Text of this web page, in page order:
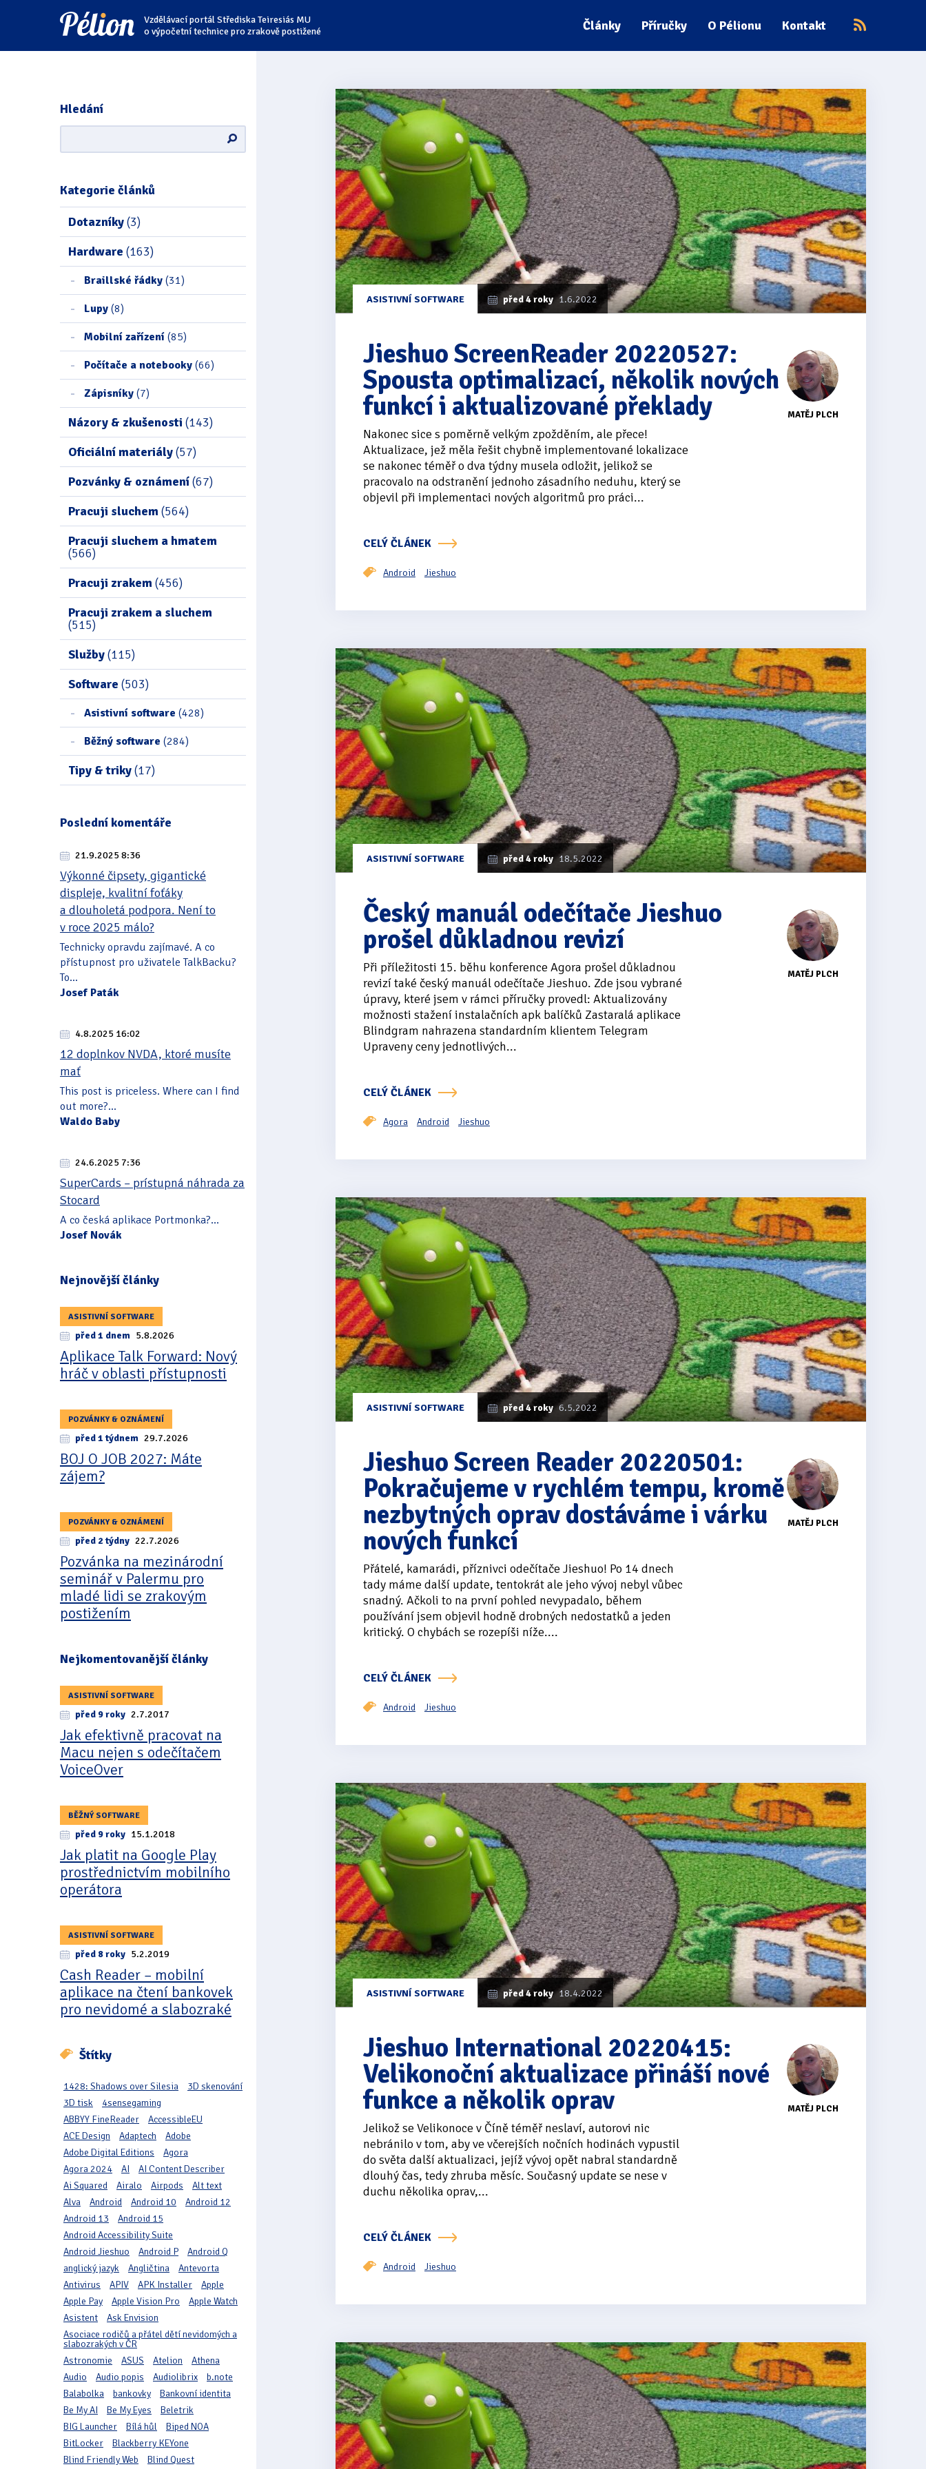
Přejít
na
štítky
Přejít
na
kategorie
Přejít
na
obsah
Vzdělávací portál Střediska Teiresiás MU
o výpočetní technice pro zrakově postižené
Články Příručky O Pélionu Kontakt
Hledání
Kategorie článků
Dotazníky(3)
Hardware (163)
Braillské řádky (31)
Lupy (8)
Mobilní zařízení (85)
Počítače a notebooky (66)
Zápisníky (7)
Názory & zkušenosti (143)
Oficiální materiály(57)
Pozvánky & oznámení(67)
Pracuji sluchem(564)
Pracuji sluchem a hmatem
(566)
Pracuji zrakem(456)
Pracuji zrakem a sluchem
(515)
Služby(115)
Software (503)
Asistivní software (428)
Běžný software (284)
Tipy & triky(17)
Poslední komentáře
21.9.2025 8:36
Výkonné čipsety, gigantické
displeje, kvalitní foťáky
a dlouholetá podpora. Není to
v roce 2025 málo?
Technicky opravdu zajímavé. A co
přístupnost pro uživatele TalkBacku?
To...
Josef Paták
4.8.2025 16:02
12 doplnkov NVDA, ktoré musíte
mať
This post is priceless. Where can I find
out more?...
Waldo Baby
24.6.2025 7:36
SuperCards – prístupná náhrada za
Stocard
A co česká aplikace Portmonka?...
Josef Novák
Nejnovější články
ASISTIVNÍ SOFTWARE
před 1 dnem 5.8.2026
Aplikace Talk Forward: Nový
hráč v oblasti přístupnosti
POZVÁNKY & OZNÁMENÍ
před 1 týdnem 29.7.2026
BOJ O JOB 2027: Máte
zájem?
POZVÁNKY & OZNÁMENÍ
před 2 týdny 22.7.2026
Pozvánka na mezinárodní
seminář v Palermu pro
mladé lidi se zrakovým
postižením
Nejkomentovanější články
ASISTIVNÍ SOFTWARE
před 9 roky 2.7.2017
Jak efektivně pracovat na
Macu nejen s odečítačem
VoiceOver
BĚŽNÝ SOFTWARE
před 9 roky 15.1.2018
Jak platit na Google Play
prostřednictvím mobilního
operátora
ASISTIVNÍ SOFTWARE
před 8 roky 5.2.2019
Cash Reader – mobilní
aplikace na čtení bankovek
pro nevidomé a slabozraké
Štítky
1428: Shadows over Silesia
3D skenování
3D tisk
4sensegaming
ABBYY FineReader
AccessibleEU
ACE Design
Adaptech
Adobe
Adobe Digital Editions
Agora
Agora 2024
AI
AI Content Describer
Ai Squared
Airalo Airpods
Alt text
Alva
Android Android 10
Android 12
Android 13
Android 15
Android Accessibility Suite
Android Jieshuo
Android P
Android Q
anglický jazyk
Angličtina
Antevorta
Antivirus
APIV APK Installer
Apple
Apple Pay
Apple Vision Pro
Apple Watch
Asistent
Ask Envision
Asociace rodičů a přátel dětí nevidomých a
slabozrakých v ČR
Astronomie
ASUS Atelion
Athena
Audio
Audio popis Audiolibrix
b.note
Balabolka
bankovky
Bankovní identita
Be My AI
Be My Eyes
Beletrik
BIG Launcher
Bílá hůl
Biped NOA
BitLocker
Blackberry KEYone
Blind Friendly Web
Blind Quest
z
kategorie
Android
ASISTIVNÍ SOFTWARE před 4 roky 1.6.2022
MATĚJ PLCH
Jieshuo ScreenReader 20220527:
Spousta optimalizací, několik nových
funkcí i aktualizované překlady
Nakonec sice s poměrně velkým zpožděním, ale přece!
Aktualizace, jež měla řešit chybně implementované lokalizace
se nakonec téměř o dva týdny musela odložit, jelikož se
pracovalo na odstranění jednoho zásadního neduhu, který se
objevil při implementaci nových algoritmů pro práci...
CELÝ ČLÁNEK
Android Jieshuo
ASISTIVNÍ SOFTWARE před 4 roky 18.5.2022
MATĚJ PLCH
Český manuál odečítače Jieshuo
prošel důkladnou revizí
Při příležitosti 15. běhu konference Agora prošel důkladnou
revizí také český manuál odečítače Jieshuo. Zde jsou vybrané
úpravy, které jsem v rámci příručky provedl: Aktualizovány
možnosti stažení instalačních apk balíčků Zastaralá aplikace
Blindgram nahrazena standardním klientem Telegram
Upraveny ceny jednotlivých...
CELÝ ČLÁNEK
Agora Android Jieshuo
ASISTIVNÍ SOFTWARE před 4 roky 6.5.2022
MATĚJ PLCH
Jieshuo Screen Reader 20220501:
Pokračujeme v rychlém tempu, kromě
nezbytných oprav dostáváme i várku
nových funkcí
Přátelé, kamarádi, příznivci odečítače Jieshuo! Po 14 dnech
tady máme další update, tentokrát ale jeho vývoj nebyl vůbec
snadný. Ačkoli to na první pohled nevypadalo, během
používání jsem objevil hodně drobných nedostatků a jeden
kritický. O chybách se rozepíši níže....
CELÝ ČLÁNEK
Android Jieshuo
ASISTIVNÍ SOFTWARE před 4 roky 18.4.2022
MATĚJ PLCH
Jieshuo International 20220415:
Velikonoční aktualizace přináší nové
funkce a několik oprav
Jelikož se Velikonoce v Číně téměř neslaví, autorovi nic
nebránilo v tom, aby ve včerejších nočních hodinách vypustil
do světa další aktualizaci, jejíž vývoj opět nabral standardně
dlouhý čas, tedy zhruba měsíc. Současný update se nese v
duchu několika oprav,...
CELÝ ČLÁNEK
Android Jieshuo